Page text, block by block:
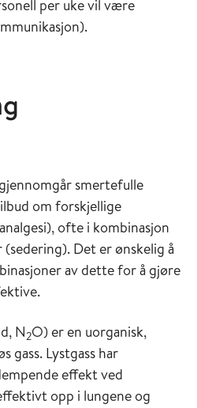
per uke vil være
smertefulle
om forskjellige
ofte i kombinasjon
Det er ønskelig å
av dette for å gjøre
N2O) er en uorganisk,
gass. Lystgass har
effekt ved
opp i lungene og